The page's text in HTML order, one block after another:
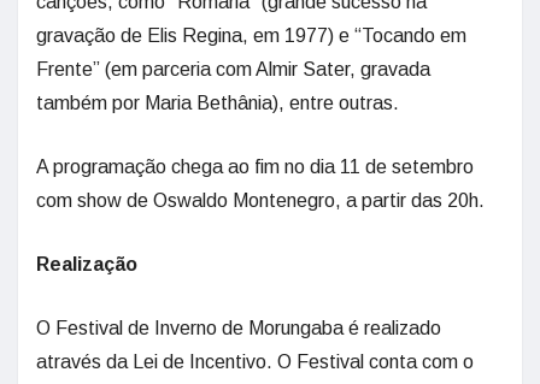
gravação de Elis Regina, em 1977) e “Tocando em
Frente” (em parceria com Almir Sater, gravada
também por Maria Bethânia), entre outras.
A programação chega ao fim no dia 11 de setembro
com show de Oswaldo Montenegro, a partir das 20h.
Realização
O Festival de Inverno de Morungaba é realizado
através da Lei de Incentivo. O Festival conta com o